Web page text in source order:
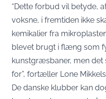
“Dette forbud vil betyde,
voksne, i fremtiden ikke
kemikalier fra
blevet brugt i flæng som
kunstgræsbaner, men
for”, fortæller Lone
De danske klubber kan